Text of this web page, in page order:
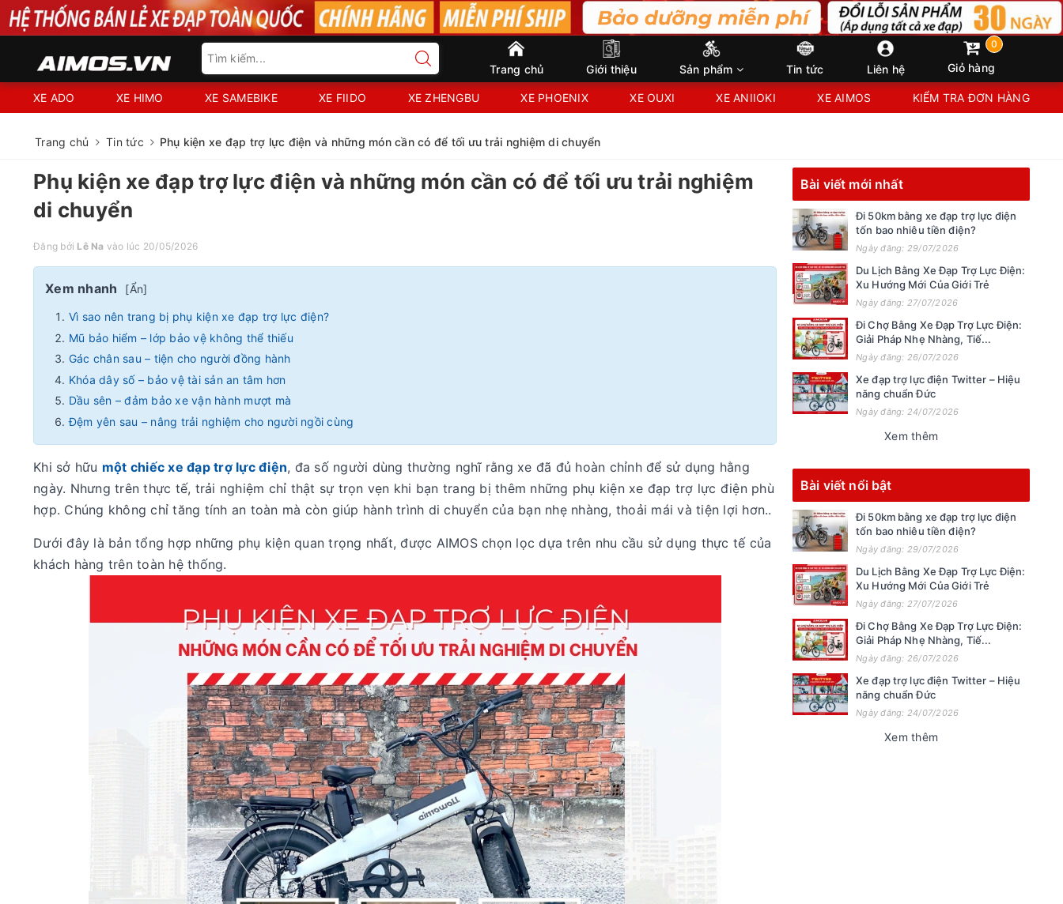
Trang chủ Giới thiệu Sản phẩm Tin tức Liên hệ
0
Giỏ hàng
XE ADO XE HIMO XE SAMEBIKE XE FIIDO XE ZHENGBU XE PHOENIX XE OUXI XE ANIIOKI XE AIMOS KIỂM TRA ĐƠN HÀNG
Trang chủ Tin tức Phụ kiện xe đạp trợ lực điện và những món cần có để tối ưu trải nghiệm di chuyển
Phụ kiện xe đạp trợ lực điện và những món cần có để tối ưu trải nghiệm
di chuyển
Đăng bởi Lê Na vào lúc 20/05/2026
Xem nhanh [Ẩn]
Vì sao nên trang bị phụ kiện xe đạp trợ lực điện?
Mũ bảo hiểm – lớp bảo vệ không thể thiếu
Gác chân sau – tiện cho người đồng hành
Khóa dây số – bảo vệ tài sản an tâm hơn
Dầu sên – đảm bảo xe vận hành mượt mà
Đệm yên sau – nâng trải nghiệm cho người ngồi cùng
Khi sở hữu một chiếc xe đạp trợ lực điện, đa số người dùng thường nghĩ rằng xe đã đủ hoàn chỉnh để sử dụng hằng
ngày. Nhưng trên thực tế, trải nghiệm chỉ thật sự trọn vẹn khi bạn trang bị thêm những phụ kiện xe đạp trợ lực điệnphù
hợp. Chúng không chỉ tăng tính an toàn mà còn giúp hành trình di chuyển của bạn nhẹ nhàng, thoải mái và tiện lợi hơn..
Dưới đây là bản tổng hợp những phụ kiện quan trọng nhất, được AIMOS chọn lọc dựa trên nhu cầu sử dụng thực tế của
khách hàng trên toàn hệ thống.
Bài viết mới nhất
Đi 50km bằng xe đạp trợ lực điện
tốn bao nhiêu tiền điện?
Ngày đăng: 29/07/2026
Du Lịch Bằng Xe Đạp Trợ Lực Điện:
Xu Hướng Mới Của Giới Trẻ
Ngày đăng: 27/07/2026
Đi Chợ Bằng Xe Đạp Trợ Lực Điện:
Giải Pháp Nhẹ Nhàng, Tiế...
Ngày đăng: 26/07/2026
Xe đạp trợ lực điện Twitter – Hiệu
năng chuẩn Đức
Ngày đăng: 24/07/2026
Xem thêm
Bài viết nổi bật
Đi 50km bằng xe đạp trợ lực điện
tốn bao nhiêu tiền điện?
Ngày đăng: 29/07/2026
Du Lịch Bằng Xe Đạp Trợ Lực Điện:
Xu Hướng Mới Của Giới Trẻ
Ngày đăng: 27/07/2026
Đi Chợ Bằng Xe Đạp Trợ Lực Điện:
Giải Pháp Nhẹ Nhàng, Tiế...
Ngày đăng: 26/07/2026
Xe đạp trợ lực điện Twitter – Hiệu
năng chuẩn Đức
Ngày đăng: 24/07/2026
Xem thêm